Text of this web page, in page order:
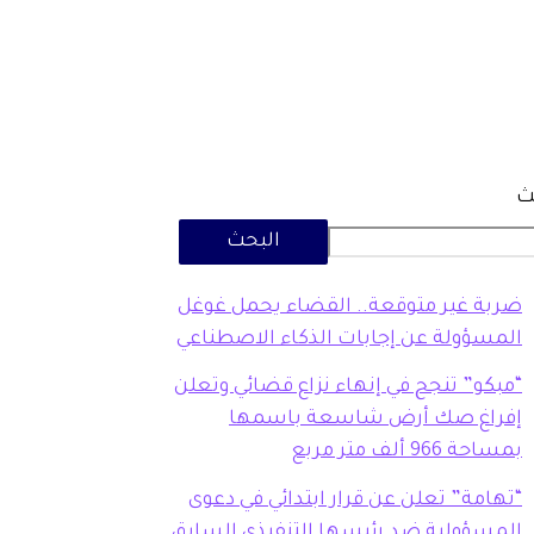
البحث
ضربة غير متوقعة.. القضاء يحمل غوغل
المسؤولة عن إجابات الذكاء الاصطناعي
“مبكو” تنجح في إنهاء نزاع قضائي وتعلن
إفراغ صك أرض شاسعة باسمها
بمساحة 966 ألف متر مربع
“تهامة” تعلن عن قرار ابتدائي في دعوى